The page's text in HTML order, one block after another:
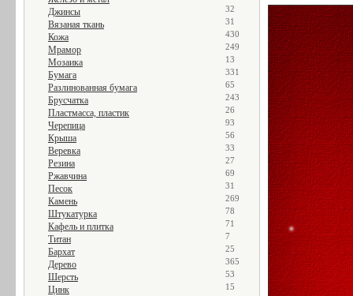
Джинсы 32
Вязаная ткань 31
Кожа 430
Мрамор 249
Мозаика 13
Бумага 331
Разлинованная бумага 65
Брусчатка 243
Пластмасса, пластик 26
Черепица 93
Крыша 56
Веревка 33
Резина 27
Ржавчина 69
Песок 31
Камень 269
Штукатурка 78
Кафель и плитка 71
Титан 7
Бархат 25
Дерево 365
Шерсть 53
Цинк 15